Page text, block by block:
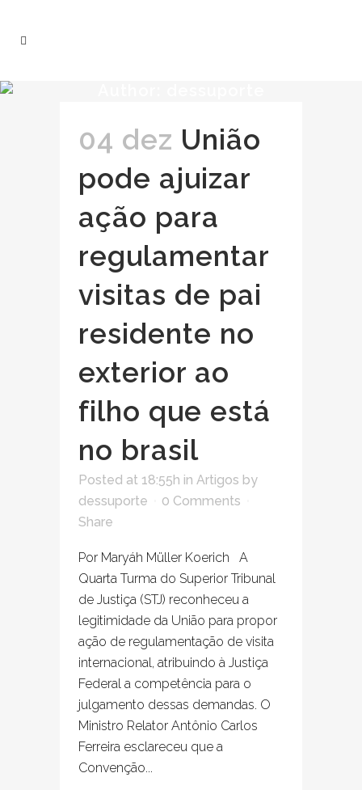
04 dez União
pode ajuizar
ação para
regulamentar
visitas de pai
residente no
exterior ao
filho que está
no brasil
Posted at 18:55h in Artigos by
dessuporte
0 Comments
Share
Por Maryáh Müller Koerich A
Quarta Turma do Superior Tribunal
de Justiça (STJ) reconheceu a
legitimidade da União para propor
ação de regulamentação de visita
internacional, atribuindo à Justiça
Federal a competência para o
julgamento dessas demandas. O
Ministro Relator Antônio Carlos
Ferreira esclareceu que a
Convenção...